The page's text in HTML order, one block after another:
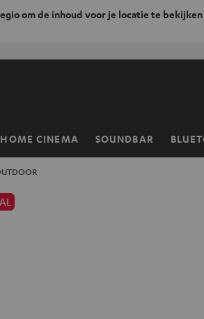
om de inhoud voor je locatie te
HOME CINEMA SOUNDBAR